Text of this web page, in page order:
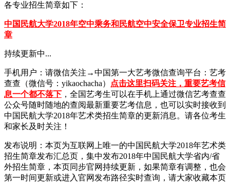
各专业招生简章如下：
中国民航大学2018年空中乘务和民航空中安全保卫专业招生简
章
持续更新中...
手机用户：请微信关注→中国第一大艺考微信查询平台：艺考
查查（微信号：yikaochacha）
点击这里扫码关注，重要艺考信
息一个都不落下 ，全国艺考生可以在手机上通过微信艺考查查
公众号随时随地的查阅最新重要艺考信息，也可以实时接收到
中国民航大学2018年艺术类招生简章的更新消息。请各位考生
和家长及时关注！
发布说明：本页为互联网上唯一的中国民航大学2018年艺术类
招生简章发布汇总页，集中发布2018年中国民航大学省内/省
外招生简章，本页同步官网持续更新，如果简章有调整，也会
第一时间更新或进入官网发布路径实时查询，请大家收藏本页